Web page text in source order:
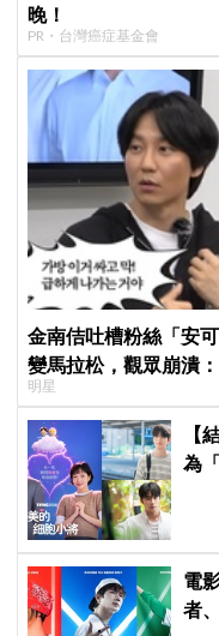
晚！
PR・台灣癌症基金會
金南佶吐槽粉絲「安
變馬拉松，觀眾崩潰
明星
【
為
電
者